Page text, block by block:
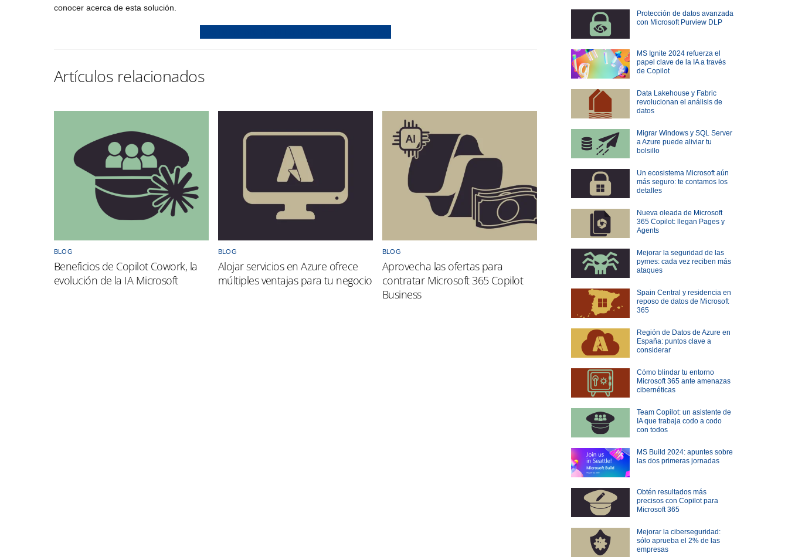
conocer acerca de esta solución.
BLOG
Beneficios de Copilot Cowork, la
evolución de la IA Microsoft
BLOG
Alojar servicios en Azure ofrece
múltiples ventajas para tu negocio
BLOG
Aprovecha las ofertas para
contratar Microsoft 365 Copilot
Business
Protección de datos avanzada
con Microsoft Purview DLP
MS Ignite 2024 refuerza el
papel clave de la IA a través
de Copilot
Data Lakehouse y Fabric
revolucionan el análisis de
datos
Migrar Windows y SQL Server
a Azure puede aliviar tu
bolsillo
Un ecosistema Microsoft aún
más seguro: te contamos los
detalles
Nueva oleada de Microsoft
365 Copilot: llegan Pages y
Agents
Mejorar la seguridad de las
pymes: cada vez reciben más
ataques
Spain Central y residencia en
reposo de datos de Microsoft
365
Región de Datos de Azure en
España: puntos clave a
considerar
Cómo blindar tu entorno
Microsoft 365 ante amenazas
cibernéticas
Team Copilot: un asistente de
IA que trabaja codo a codo
con todos
MS Build 2024: apuntes sobre
las dos primeras jornadas
Obtén resultados más
precisos con Copilot para
Microsoft 365
Mejorar la ciberseguridad:
sólo aprueba el 2% de las
empresas